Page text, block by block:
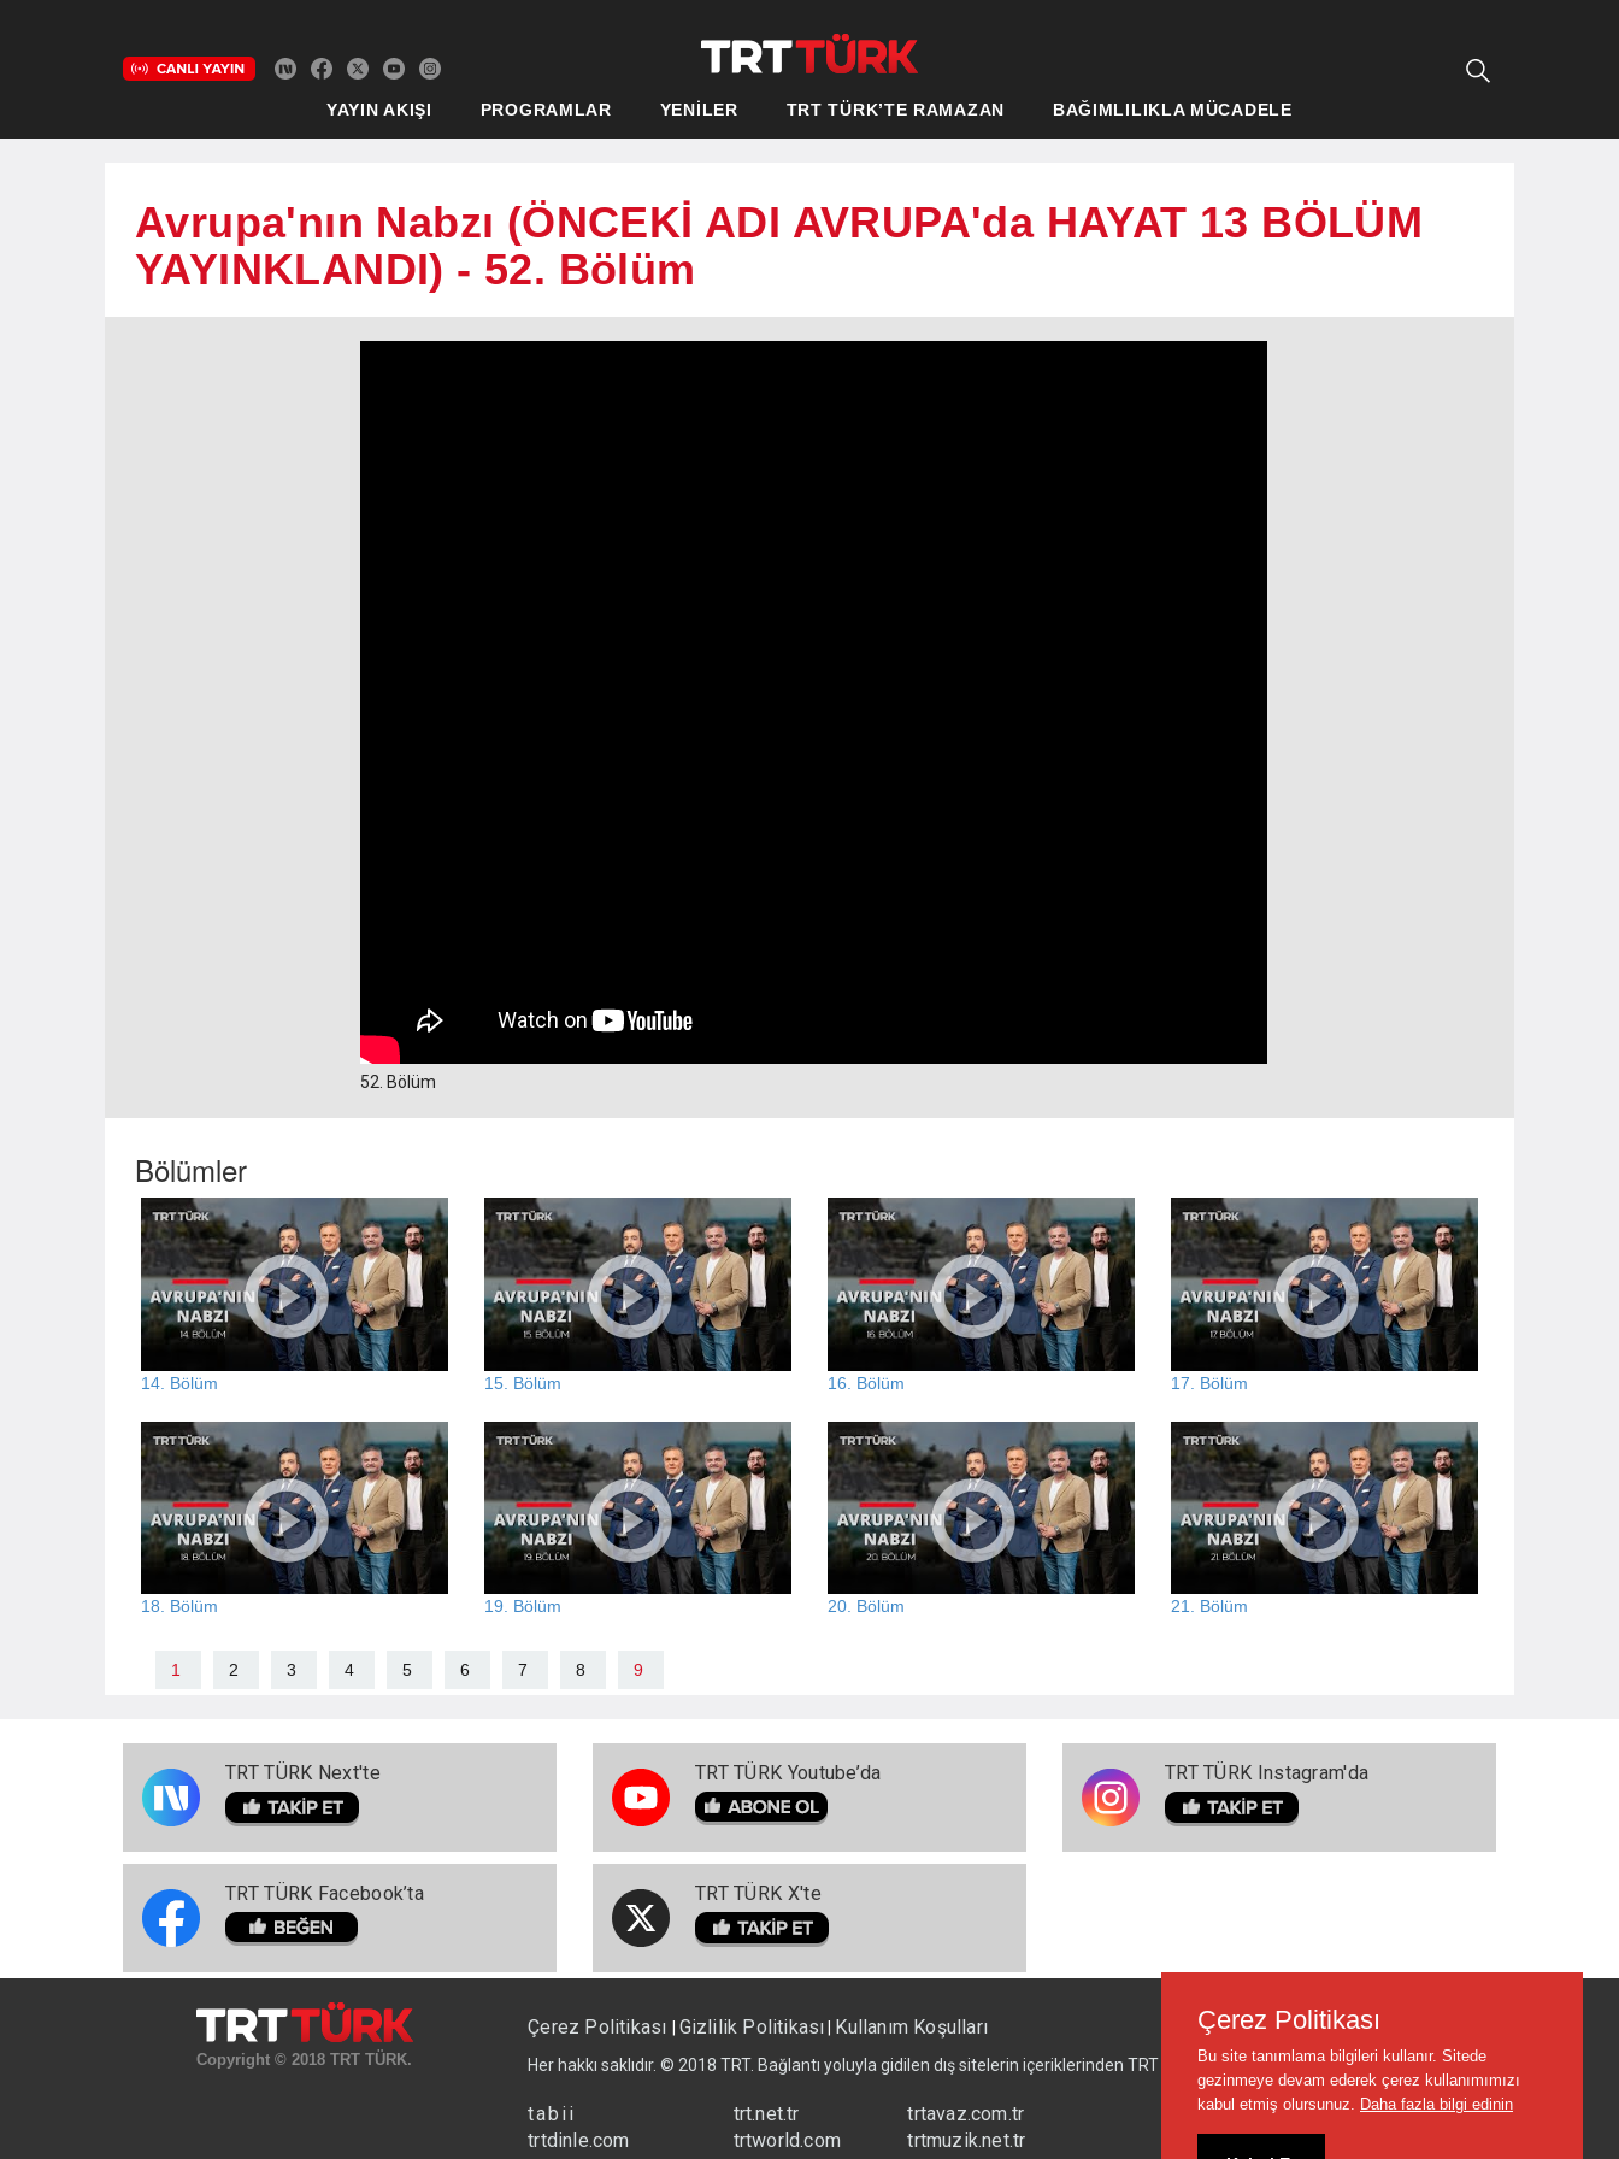
YAYIN AKIŞI PROGRAMLAR YENİLER TRT TÜRK’TE RAMAZAN BAĞIMLILIKLA MÜCADELE
Avrupa'nın Nabzı (ÖNCEKİ ADI AVRUPA'da HAYAT 13 BÖLÜM
YAYINKLANDI) - 52. Bölüm
52. Bölüm
Bölümler
14. Bölüm 15. Bölüm 16. Bölüm 17. Bölüm
18. Bölüm 19. Bölüm 20. Bölüm 21. Bölüm
1 2 3 4 5 6 7 8 9
TRT TÜRK Next'te
TRT TÜRK Facebook’ta
TRT TÜRK Youtube’da
TRT TÜRK X'te
TRT TÜRK Instagram'da
Copyright © 2018 TRT TÜRK.
Çerez Politikası Gizlilik Politikası Kullanım Koşulları
Her hakkı saklıdır. © 2018 TRT. Bağlantı yoluyla gidilen dış sitelerin içeriklerinden TRT sorumlu değildir.
tabii
trtdinle.com
trt.net.tr
trtworld.com
trtavaz.com.tr
trtmuzik.net.tr
Çerez Politikası
Bu site tanımlama bilgileri kullanır. Sitede
gezinmeye devam ederek çerez kullanımımızı
kabul etmiş olursunuz. Daha fazla bilgi edinin